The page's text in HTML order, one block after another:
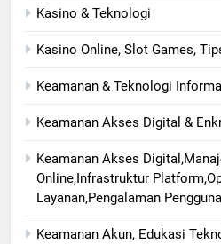
Kasino & Teknologi
Kasino Online, Slot Games,
Keamanan & Teknologi
Keamanan Akses Digital &
Keamanan Akses
Online,Infrastruktur
Layanan,Pengalaman Pengguna
Keamanan Akun, Edukasi